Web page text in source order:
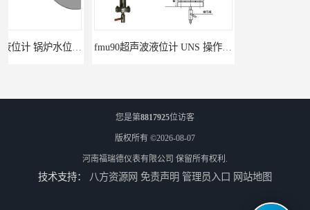
fmu90超声波液位计 UNS 操作简单
您是第8817925位访客
版权所有 ©2026-08-07
河南福瑞德仪表有限公司 保留所有权利.
技术支持： 八方资源网 免责声明 管理员入口 网站地图